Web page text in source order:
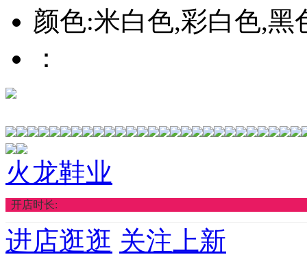
颜色:米白色,彩白色,黑
：
火龙鞋业
开店时长:
进店逛逛 关注上新